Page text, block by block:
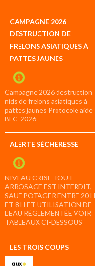
CAMPAGNE 2026
DESTRUCTION DE
FRELONS ASIATIQUES À
PATTES JAUNES
Campagne 2026 destruction
nids de frelons asiatiques à
pattes jaunes Protocole aide
BFC_2026
ALERTE SÉCHERESSE
NIVEAU CRISE TOUT
ARROSAGE EST INTERDIT,
SAUF POTAGER ENTRE 20 H
ET 8 H ET UTILISATION DE
L’EAU RÉGLEMENTÉE VOIR
TABLEAUX CI-DESSOUS
LES TROIS COUPS